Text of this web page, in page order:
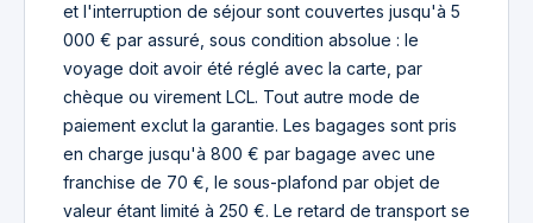
et l'interruption de séjour sont couvertes jusqu'à 5
000 € par assuré, sous condition absolue : le
voyage doit avoir été réglé avec la carte, par
chèque ou virement LCL. Tout autre mode de
paiement exclut la garantie. Les bagages sont pris
en charge jusqu'à 800 € par bagage avec une
franchise de 70 €, le sous-plafond par objet de
valeur étant limité à 250 €. Le retard de transport se